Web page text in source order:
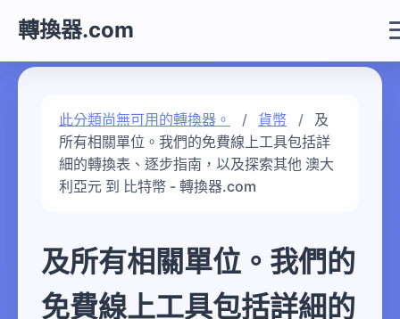
轉換器.com
此分類尚無可用的轉換器。 貨幣
及
所有相關單位。我們的免費線上工具包括詳
細的轉換表、逐步指南，以及探索其他 澳大
利亞元 到 比特幣 - 轉換器.com
及所有相關單位。我們的
免費線上工具包括詳細的